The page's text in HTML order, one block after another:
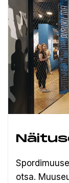
otsa.